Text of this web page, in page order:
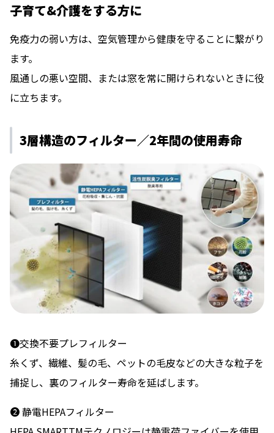
子育て&介護をする方に
免疫力の弱い方は、空気管理から健康を守ることに繋がり
ます。
風通しの悪い空間、または窓を常に開けられないときに役
に立ちます。
3層構造のフィルター／2年間の使⽤寿命
❶交換不要プレフィルター
⽷くず、繊維、髪の⽑、ペットの⽑⽪などの⼤きな粒⼦を
捕捉し、裏のフィルター寿命を延ばします。
❷ 静電HEPAフィルター